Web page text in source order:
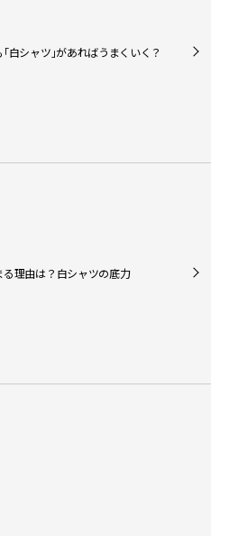
白シャツ」があればうまくいく？
理由は？白シャツの底力